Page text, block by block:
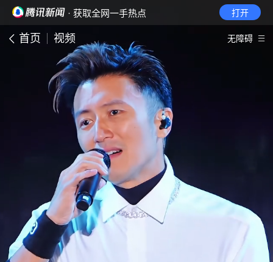
· 获取全网一手热点 打开
首页 视频 无障碍